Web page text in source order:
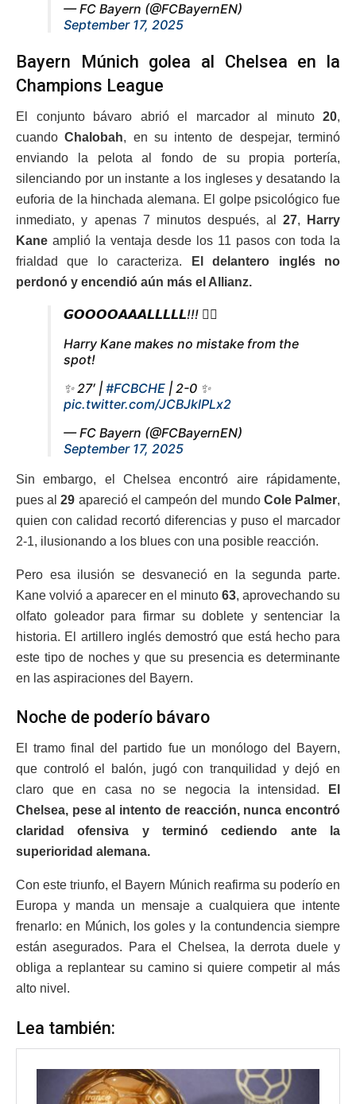
— FC Bayern (@FCBayernEN)
September 17, 2025
Bayern Múnich golea al Chelsea en la
Champions League
El conjunto bávaro abrió el marcador al minuto 20,
cuandoChalobah, en su intento de despejar, terminó
enviando la pelota al fondo de su propia portería,
silenciando por un instante a los ingleses y desatando la
euforia de la hinchada alemana. El golpe psicológico fue
inmediato, y apenas 7 minutos después, al 27,
Harry
Kane amplió la ventaja desde los 11 pasos con toda la
frialdad que lo caracteriza.
El delantero inglés no
perdonó y encendió aún más el Allianz.
𝙂𝙊𝙊𝙊𝙊𝘼𝘼𝘼𝙇𝙇𝙇𝙇𝙇!!! ❤️‍🔥
Harry Kane makes no mistake from the
spot!
✨ 27′ | #FCBCHE | 2-0 ✨
pic.twitter.com/JCBJklPLx2
— FC Bayern (@FCBayernEN)
September 17, 2025
Sin embargo, el Chelsea encontró aire rápidamente,
pues al29 apareció el campeón del mundo Cole Palmer,
quien con calidad recortó diferencias y puso el marcador
2-1, ilusionando a los blues con una posible reacción.
Pero esa ilusión se desvaneció en la segunda parte.
Kane volvió a aparecer en el minuto 63, aprovechando su
olfato goleador para firmar su doblete y sentenciar la
historia. El artillero inglés demostró que está hecho para
este tipo de noches y que su presencia es determinante
en las aspiraciones del Bayern.
Noche de poderío bávaro
El tramo final del partido fue un monólogo del Bayern,
que controló el balón, jugó con tranquilidad y dejó en
claro que en casa no se negocia la intensidad.
El
Chelsea, pese al intento de reacción, nunca encontró
claridad ofensiva y terminó cediendo ante la
superioridad alemana.
Con este triunfo, el Bayern Múnich reafirma su poderío en
Europa y manda un mensaje a cualquiera que intente
frenarlo: en Múnich, los goles y la contundencia siempre
están asegurados. Para el Chelsea, la derrota duele y
obliga a replantear su camino si quiere competir al más
alto nivel.
Lea también: